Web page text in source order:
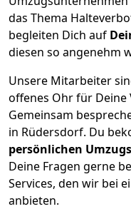
das Thema
begleiten Dich auf
diesen so angenehm
Unsere Mitarbeiter
offenes Ohr für Deine
Gemeinsam
in Rüdersdorf. Du
persönlichen
Deine Fragen gerne
Services, den wir bei
anbieten.